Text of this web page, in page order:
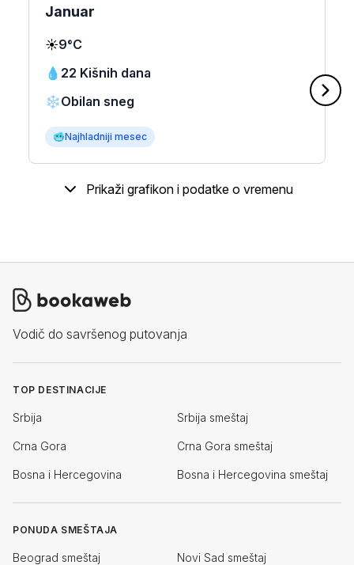
Januar
☀️9°C
💧 22 Kišnih dana
❄️Obilan sneg
🥶Najhladniji mesec
Prikaži grafikon i podatke o vremenu
Vodič do savršenog putovanja
TOP DESTINACIJE
Srbija Srbija smeštaj
Crna Gora Crna Gora smeštaj
Bosna i Hercegovina Bosna i Hercegovina smeštaj
PONUDA SMEŠTAJA
Beograd smeštaj Novi Sad smeštaj